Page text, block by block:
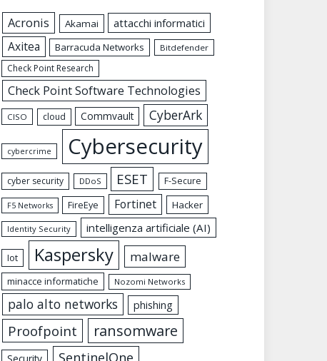
Acronis Akamai attacchi informatici
Axitea Barracuda Networks Bitdefender
Check Point Research
Check Point Software Technologies
CISO cloud Commvault CyberArk
cybercrime Cybersecurity
cyber security DDoS ESET F-Secure
F5 Networks FireEye Fortinet Hacker
Identity Security intelligenza artificiale (AI)
Iot Kaspersky malware
minacce informatiche Nozomi Networks
palo alto networks phishing
Proofpoint ransomware
SentinelOne